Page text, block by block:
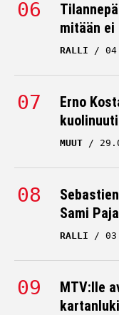
mitään
RALLI
Erno
MUUT
Sami
RALLI
MTV:lle